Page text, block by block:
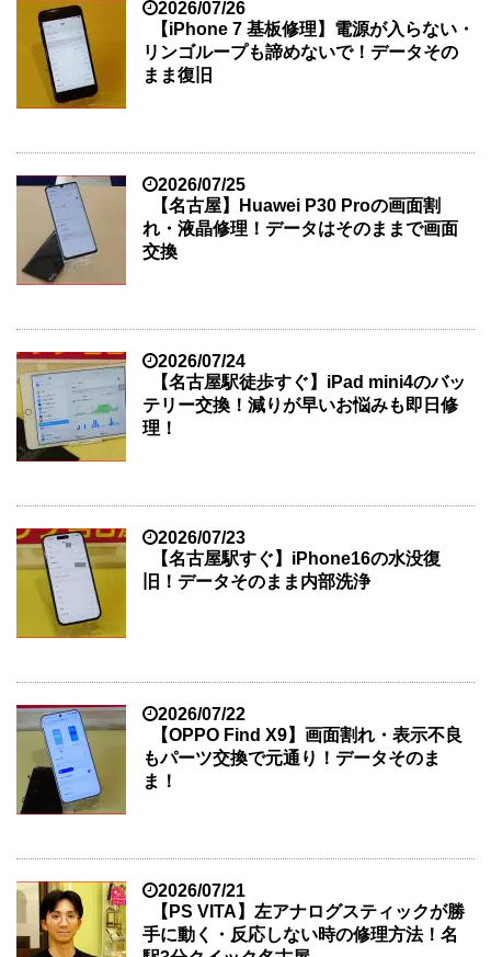
2026/07/26
【iPhone 7 基板修理】電源が入らない・
リンゴループも諦めないで！データその
まま復旧
2026/07/25
【名古屋】Huawei P30 Proの画面割
れ・液晶修理！データはそのままで画面
交換
2026/07/24
【名古屋駅徒歩すぐ】iPad mini4のバッ
テリー交換！減りが早いお悩みも即日修
理！
2026/07/23
【名古屋駅すぐ】iPhone16の水没復
旧！データそのまま内部洗浄
2026/07/22
【OPPO Find X9】画面割れ・表示不良
もパーツ交換で元通り！データそのま
ま！
2026/07/21
【PS VITA】左アナログスティックが勝
手に動く・反応しない時の修理方法！名